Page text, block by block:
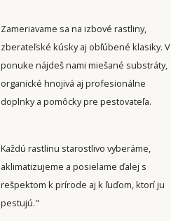
Zameriavame sa na izbové rastliny,
zberateľské kúsky aj obľúbené klasiky. V
ponuke nájdeš nami miešané substráty,
organické hnojivá aj profesionálne
doplnky a pomôcky pre pestovateľa.
Každú rastlinu starostlivo vyberáme,
aklimatizujeme a posielame ďalej s
rešpektom k prírode aj k ľuďom, ktorí ju
pestujú."